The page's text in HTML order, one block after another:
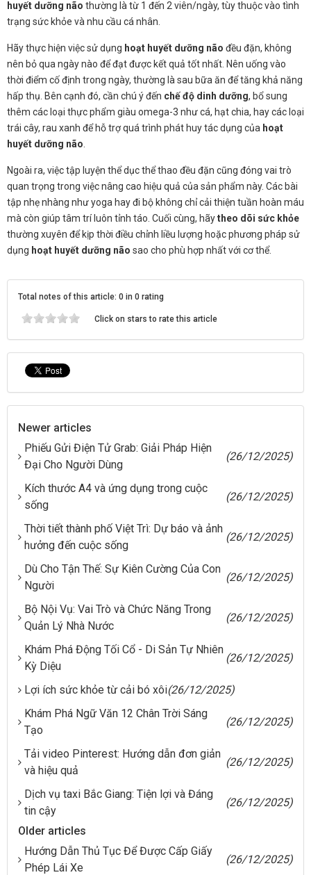
huyết dưỡng não thường là từ 1 đến 2 viên/ngày, tùy thuộc vào tình
trạng sức khỏe và nhu cầu cá nhân.
Hãy thực hiện việc sử dụng hoạt huyết dưỡng não đều đặn, không
nên bỏ qua ngày nào để đạt được kết quả tốt nhất. Nên uống vào
thời điểm cố định trong ngày, thường là sau bữa ăn để tăng khả năng
hấp thụ. Bên cạnh đó, cần chú ý đến chế độ dinh dưỡng, bổ sung
thêm các loại thực phẩm giàu omega-3 như cá, hạt chia, hay các loại
trái cây, rau xanh để hỗ trợ quá trình phát huy tác dụng của hoạt
huyết dưỡng não
Ngoài ra, việc tập luyện thể dục thể thao đều đặn cũng đóng vai trò
quan trọng trong việc nâng cao hiệu quả của sản phẩm này. Các bài
tập nhẹ nhàng như yoga hay đi bộ không chỉ cải thiện tuần hoàn máu
mà còn giúp tâm trí luôn tỉnh táo. Cuối cùng, hãytheo dõi sức khỏe
thường xuyên để kịp thời điều chỉnh liều lượng hoặc phương pháp sử
dụng hoạt huyết dưỡng não sao cho phù hợp nhất với cơ thể.
Total notes of this article: 0 in 0 rating
Click on stars to rate this article
Newer articles
Phiếu Gửi Điện Tử Grab: Giải Pháp Hiện
Đại Cho Người Dùng
(26/12/2025)
Kích thước A4 và ứng dụng trong cuộc
sống
(26/12/2025)
Thời tiết thành phố Việt Trì: Dự báo và ảnh
hưởng đến cuộc sống
(26/12/2025)
Dù Cho Tận Thế: Sự Kiên Cường Của Con
Người
(26/12/2025)
Bộ Nội Vụ: Vai Trò và Chức Năng Trong
Quản Lý Nhà Nước
(26/12/2025)
Khám Phá Động Tối Cổ - Di Sản Tự Nhiên
Kỳ Diệu
(26/12/2025)
Lợi ích sức khỏe từ cải bó xôi(26/12/2025)
Khám Phá Ngữ Văn 12 Chân Trời Sáng
Tạo
(26/12/2025)
Tải video Pinterest: Hướng dẫn đơn giản
và hiệu quả
(26/12/2025)
Dịch vụ taxi Bắc Giang: Tiện lợi và Đáng
tin cậy
(26/12/2025)
Older articles
Hướng Dẫn Thủ Tục Để Được Cấp Giấy
Phép Lái Xe
(26/12/2025)